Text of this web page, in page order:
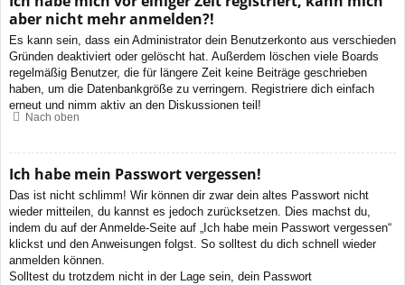
aber nicht mehr anmelden?!
Es kann sein, dass ein Administrator dein Benutzerkonto aus verschieden
Gründen deaktiviert oder gelöscht hat. Außerdem löschen viele Boards
regelmäßig Benutzer, die für längere Zeit keine Beiträge geschrieben
haben, um die Datenbankgröße zu verringern. Registriere dich einfach
erneut und nimm aktiv an den Diskussionen teil!
Nach oben
Ich habe mein Passwort vergessen!
Das ist nicht schlimm! Wir können dir zwar dein altes Passwort nicht
wieder mitteilen, du kannst es jedoch zurücksetzen. Dies machst du,
indem du auf der Anmelde-Seite auf „Ich habe mein Passwort vergessen“
klickst und den Anweisungen folgst. So solltest du dich schnell wieder
anmelden können.
Solltest du trotzdem nicht in der Lage sein, dein Passwort